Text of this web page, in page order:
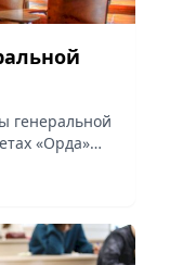
генеральной
«Орда»